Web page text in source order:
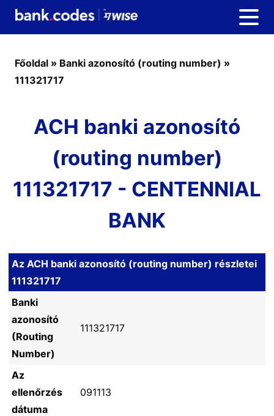
Főoldal » Banki azonosító (routing number) »
111321717
ACH banki azonosító
(routing number)
111321717 - CENTENNIAL
BANK
Az ACH banki azonosító (routing number) részletei
111321717
Banki
azonosító
(Routing
Number)
111321717
Az
ellenőrzés
dátuma
091113